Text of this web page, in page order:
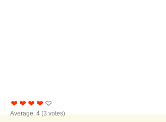
Average:4 (3votes)